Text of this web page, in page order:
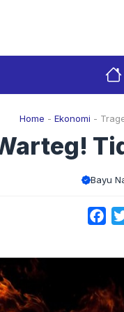
Home - Ekonomi -
Bayu